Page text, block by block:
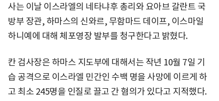
사는 이날 이스라엘의 네타냐후 총리와 요아브 갈란트 국
방부 장관, 하마스의 신와르, 무함마드 데이프, 이스마일
하니예에 대해 체포영장 발부를 청구한다고 밝혔다.
칸 검사장은 하마스 지도부에 대해서는 작년 10월 7일 기
습 공격으로 이스라엘 민간인 수백 명을 사망에 이르게 하
고 최소 245명을 인질로 끌고 간 혐의가 있다고 지적했다.